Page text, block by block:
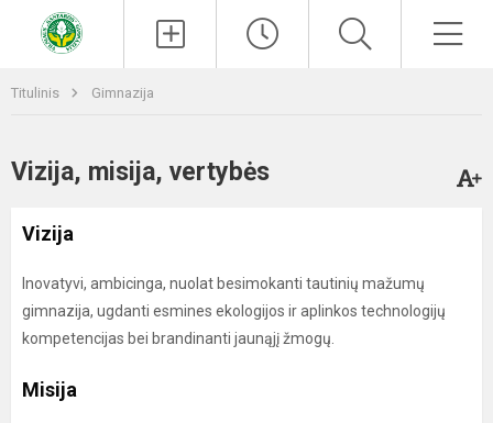
Titulinis Gimnazija
Vizija, misija, vertybės
Vizija
Inovatyvi, ambicinga, nuolat besimokanti tautinių mažumų
gimnazija, ugdanti esmines ekologijos ir aplinkos technologijų
kompetencijas bei brandinanti jaunąjį žmogų.
Misija